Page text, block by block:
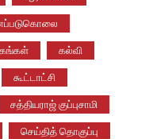
கல்வி
கூட்டாட்சி
சத்தியராஜ் குப்புசாமி
செய்தித் தொகுப்பு